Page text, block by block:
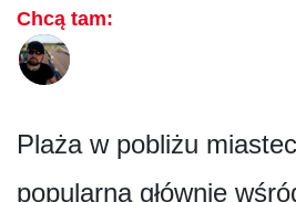
Chcą tam:
Plaża w pobliżu
popularna głównie